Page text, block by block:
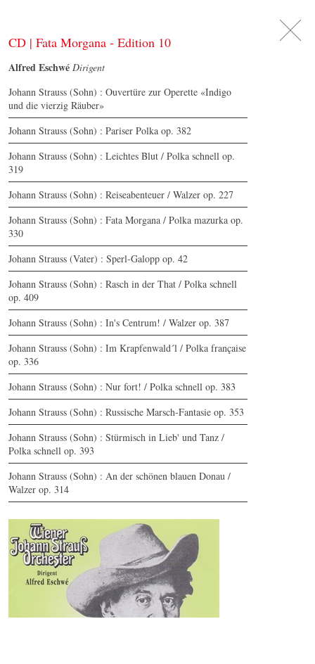
CD | Fata Morgana - Edition 10
Alfred Eschwé Dirigent
Johann Strauss (Sohn) : Ouvertüre zur Operette «Indigo
und die vierzig Räuber»
Johann Strauss (Sohn) : Pariser Polka op. 382
Johann Strauss (Sohn) : Leichtes Blut / Polka schnell op.
319
Johann Strauss (Sohn) : Reiseabenteuer / Walzer op. 227
Johann Strauss (Sohn) : Fata Morgana / Polka mazurka op.
330
Johann Strauss (Vater) : Sperl-Galopp op. 42
Johann Strauss (Sohn) : Rasch in der That / Polka schnell
op. 409
Johann Strauss (Sohn) : In's Centrum! / Walzer op. 387
Johann Strauss (Sohn) : Im Krapfenwald´l / Polka française
op. 336
Johann Strauss (Sohn) : Nur fort! / Polka schnell op. 383
Johann Strauss (Sohn) : Russische Marsch-Fantasie op. 353
Johann Strauss (Sohn) : Stürmisch in Lieb' und Tanz /
Polka schnell op. 393
Johann Strauss (Sohn) : An der schönen blauen Donau /
Walzer op. 314